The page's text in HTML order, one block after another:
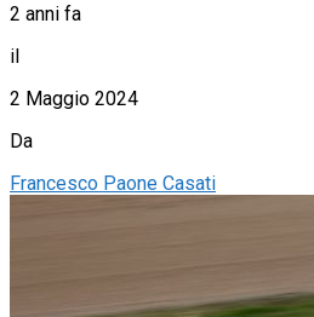
2 anni fa
il
2 Maggio 2024
Da
Francesco Paone Casati